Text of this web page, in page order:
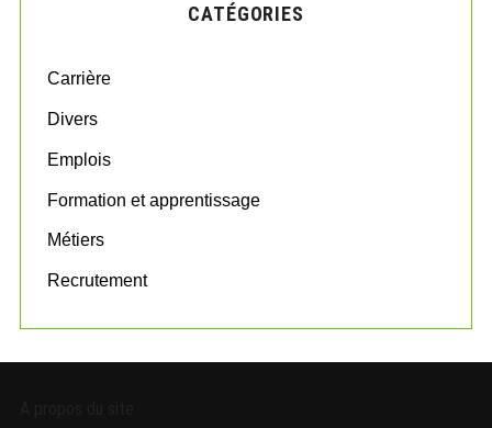
o
:
CATÉGORIES
Carrière
Divers
Emplois
Formation et apprentissage
Métiers
Recrutement